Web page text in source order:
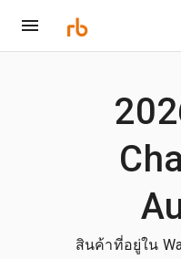
สินค้าที่อยู่ใน